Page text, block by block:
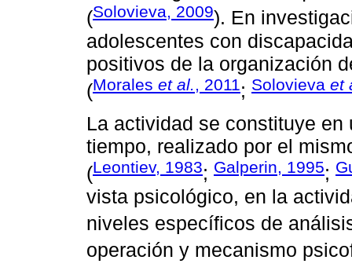
(Solovieva, 2009). En
adolescentes con
positivos de la organización
(Morales et al., 2011; Solovieva et
La actividad se constituye
tiempo, realizado por el
(Leontiev, 1983; Galperin, 1995;
vista psicológico, en la
niveles específicos de
operación y mecanismo